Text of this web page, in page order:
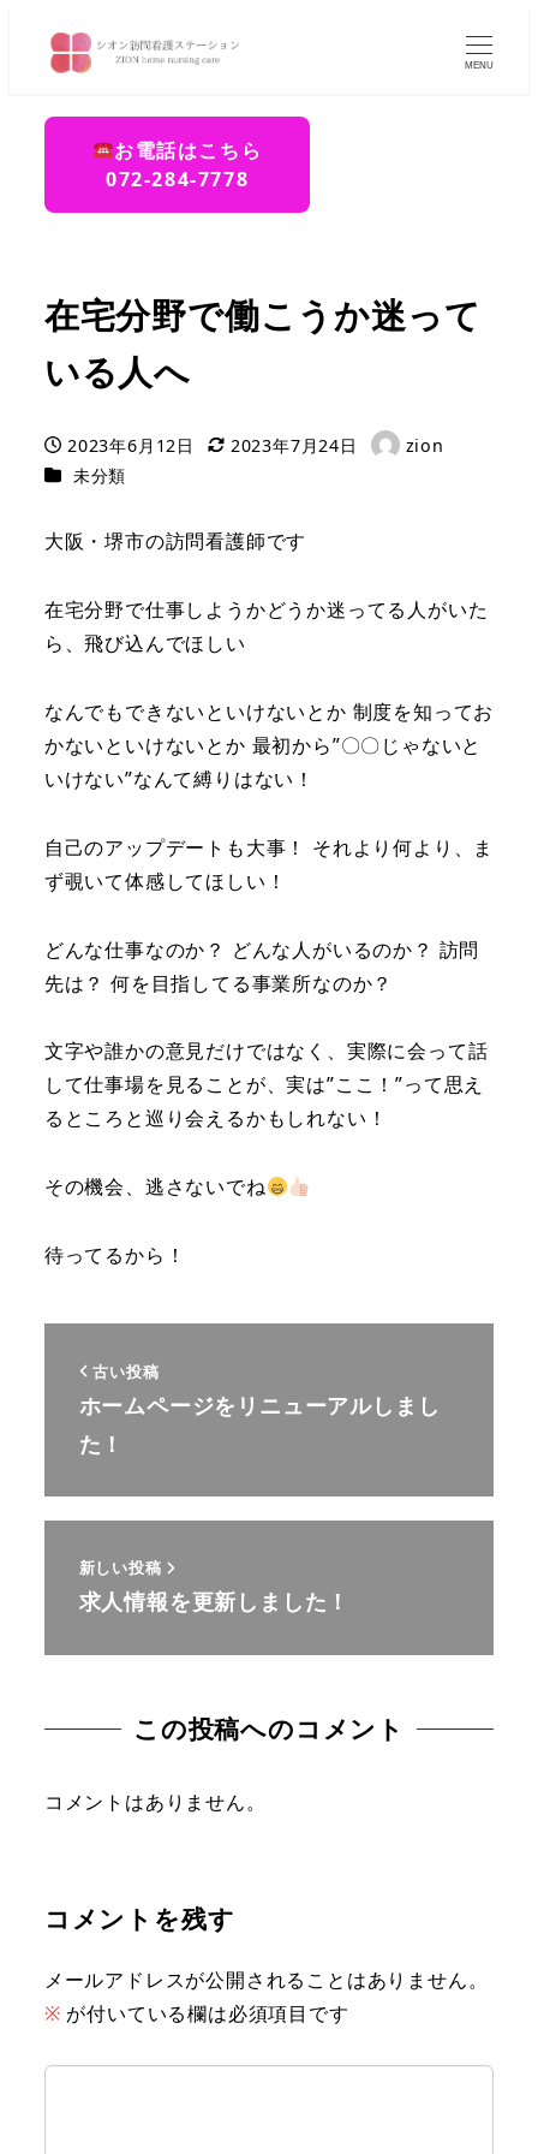
MENU
お電話はこちら
072-284-7778
在宅分野で働こうか迷って
いる人へ
投稿日
2023年6月12日
更新日
2023年7月24日
著
zion
カテゴリー
未分類
大阪・堺市の訪問看護師です
在宅分野で仕事しようかどうか迷ってる人がいた
ら、飛び込んでほしい
なんでもできないといけないとか 制度を知ってお
かないといけないとか 最初から”〇〇じゃないと
いけない”なんて縛りはない！
自己のアップデートも大事！ それより何より、ま
ず覗いて体感してほしい！
どんな仕事なのか？ どんな人がいるのか？ 訪問
先は？ 何を目指してる事業所なのか？
文字や誰かの意見だけではなく、実際に会って話
して仕事場を見ることが、実は”ここ！”って思え
るところと巡り会えるかもしれない！
その機会、逃さないでね
待ってるから！
古い投稿
ホームページをリニューアルしまし
た！
新しい投稿
求人情報を更新しました！
この投稿へのコメント
コメントはありません。
コメントを残す
メールアドレスが公開されることはありません。
※ が付いている欄は必須項目です